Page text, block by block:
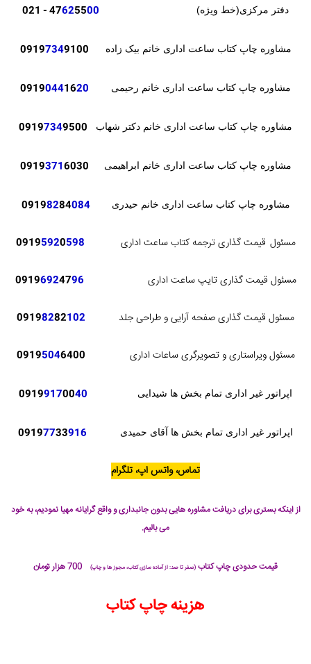
دفتر مرکزی(خط ویژه) 47625500
- 021
مشاوره چاپ کتاب ساعت اداری خانم بیک زاده 09197349100
مشاوره چاپ کتاب ساعت اداری خانم رحیمی 09190441620
مشاوره چاپ کتاب ساعت اداری خانم دکتر شهاب 09197349500
مشاوره چاپ کتاب ساعت اداری خانم ابراهیمی 3716030
مشاوره چاپ کتاب ساعت اداری خانم حیدری 0919
8284084
مسئول قیمت گذاری ترجمه کتاب ساعت اداری 09195920598
مسئول قیمت گذاری تایپ ساعت اداری 09196924796
مسئول قیمت گذاری صفحه آرایی و طراحی جلد 09198282102
مسئول ویراستاری و تصویرگری ساعات اداری 09195046400
اپراتور غیر اداری تمام بخش ها شیدایی 09199170040
اپراتور غیر اداری تمام بخش ها آقای حمیدی 09197733916
تماس، واتس اپ، تلگرام
از اینکه بستری برای دریافت مشاوره هایی بدون جانبداری و واقع گرایانه مهیا نمودیم، به خود
می بالیم.
قیمت حدودی چاپ کتاب (صفر تا صد: از آماده سازی کتاب، مجوز ها و چاپ)
هزینه چاپ کتاب